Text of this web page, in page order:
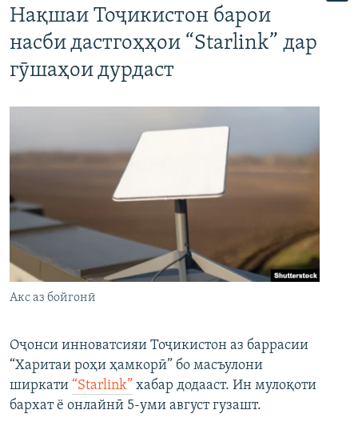
Нақшаи Тоҷикистон барои
насби дастгоҳҳои “Starlink” дар
гӯшаҳои дурдаст
Акс аз бойгонӣ
Оҷонси инноватсияи Тоҷикистон аз баррасии
“Харитаи роҳи ҳамкорӣ” бо масъулони
ширкати “Starlink” хабар додааст. Ин мулоқоти
бархат ё онлайнӣ 5-уми август гузашт.